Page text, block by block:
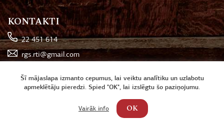
KONTAKTI
22 451 614
rgs.rti@gmail.com
Katoļu iela 16, Rīga
Šī mājaslapa izmanto cepumus, lai veiktu analītiku un uzlabotu
apmeklētāju pieredzi. Spied "OK", lai izslēgtu šo paziņojumu.
Vairāk info OK